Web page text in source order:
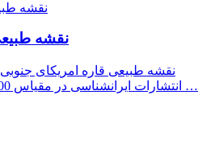
نقشه
نقشه طبیعی قاره امریکای
انتشارات ایرانشناسی در مقیاس 1:8.800.000 در اندازه 100*70 …